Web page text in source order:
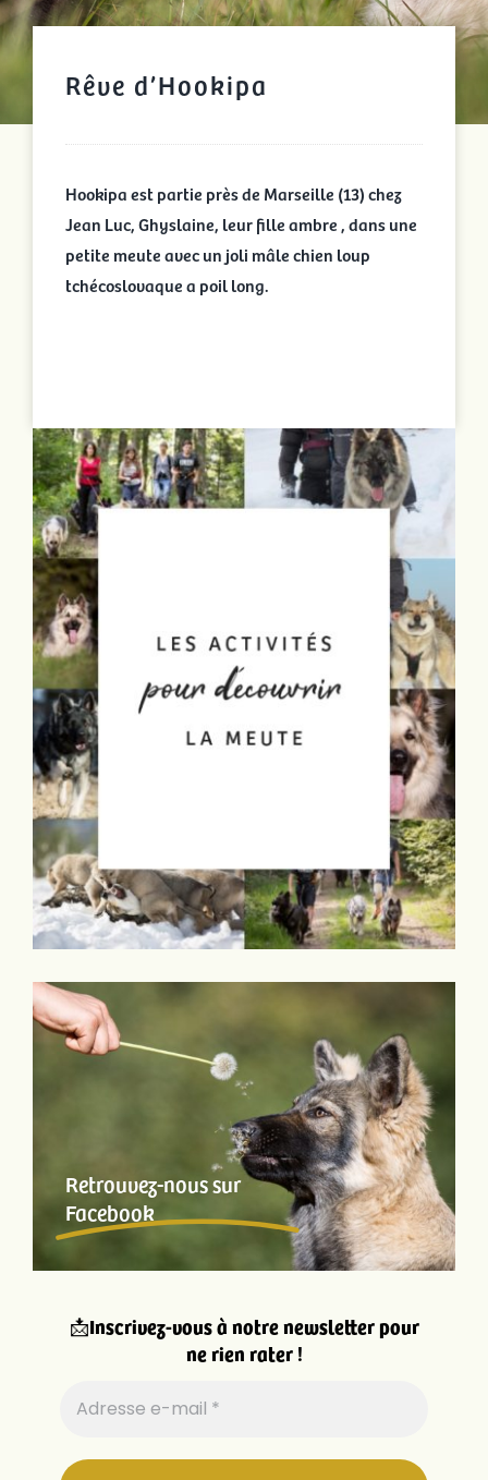
Rêve d’Hookipa
Hookipa est partie près de Marseille (13) chez
Jean Luc, Ghyslaine, leur fille ambre , dans une
petite meute avec un joli mâle chien loup
tchécoslovaque a poil long.
Retrouvez-nous sur
Facebook
📩Inscrivez-vous à notre newsletter pour
ne rien rater !